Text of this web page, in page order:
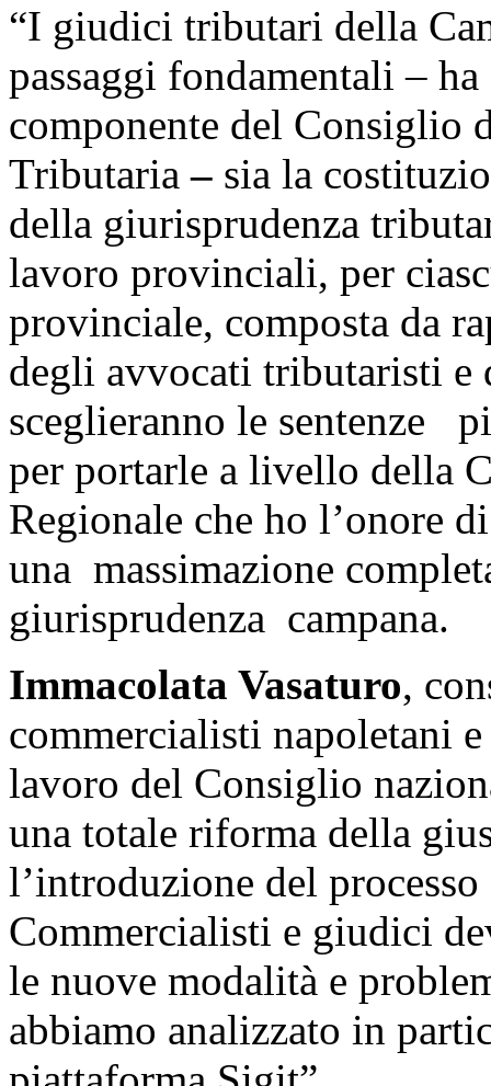
“I giudici tributari della
passaggi fondamentali –
componente del Consiglio
Tributaria – sia la
della giurisprudenza
lavoro provinciali, per
provinciale, composta da
degli avvocati tributaristi e
sceglieranno le sentenze
per portarle a livello della
Regionale che ho l’onore
una massimazione
giurisprudenza campana.
Immacolata Vasaturo,
commercialisti napoletani
lavoro del Consiglio
una totale riforma della
l’introduzione del
Commercialisti e giudici
le nuove modalità e
abbiamo analizzato in